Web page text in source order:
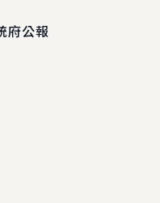
府公報